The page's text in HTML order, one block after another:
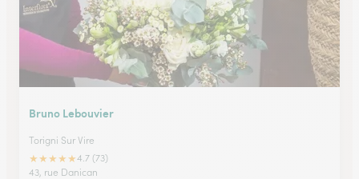
Bruno Lebouvier
Torigni Sur Vire
★★★★★4.7 (73)
43, rue Danican